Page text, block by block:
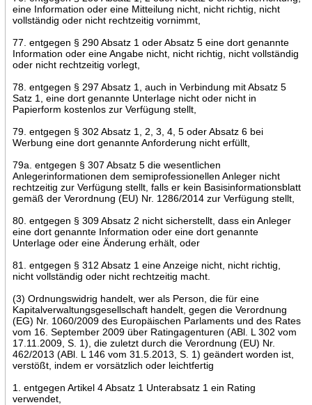
eine Information oder eine Mitteilung nicht, nicht richtig, nicht
vollständig oder nicht rechtzeitig vornimmt,
77. entgegen § 290 Absatz 1 oder Absatz 5 eine dort genannte
Information oder eine Angabe nicht, nicht richtig, nicht vollständig
oder nicht rechtzeitig vorlegt,
78. entgegen § 297 Absatz 1, auch in Verbindung mit Absatz 5
Satz 1, eine dort genannte Unterlage nicht oder nicht in
Papierform kostenlos zur Verfügung stellt,
79. entgegen § 302 Absatz 1, 2, 3, 4, 5 oder Absatz 6 bei
Werbung eine dort genannte Anforderung nicht erfüllt,
79a. entgegen § 307 Absatz 5 die wesentlichen
Anlegerinformationen dem semiprofessionellen Anleger nicht
rechtzeitig zur Verfügung stellt, falls er kein Basisinformationsblatt
gemäß der Verordnung (EU) Nr. 1286/2014 zur Verfügung stellt,
80. entgegen § 309 Absatz 2 nicht sicherstellt, dass ein Anleger
eine dort genannte Information oder eine dort genannte
Unterlage oder eine Änderung erhält, oder
81. entgegen § 312 Absatz 1 eine Anzeige nicht, nicht richtig,
nicht vollständig oder nicht rechtzeitig macht.
(3) Ordnungswidrig handelt, wer als Person, die für eine
Kapitalverwaltungsgesellschaft handelt, gegen die Verordnung
(EG) Nr. 1060/2009 des Europäischen Parlaments und des Rates
vom 16. September 2009 über Ratingagenturen (ABl. L 302 vom
17.11.2009, S. 1), die zuletzt durch die Verordnung (EU) Nr.
462/2013 (ABl. L 146 vom 31.5.2013, S. 1) geändert worden ist,
verstößt, indem er vorsätzlich oder leichtfertig
1. entgegen Artikel 4 Absatz 1 Unterabsatz 1 ein Rating
verwendet,